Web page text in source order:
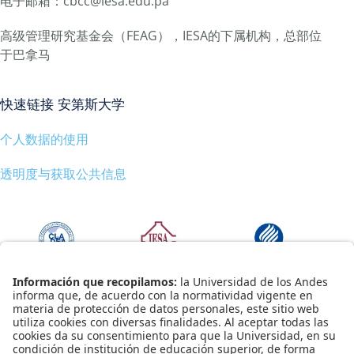
高级管理研究基金会（FEAG），IESA的下属机构，总部位
于巴拿马
快速链接 安第斯大学
个人数据的使用
透明度与获取公共信息